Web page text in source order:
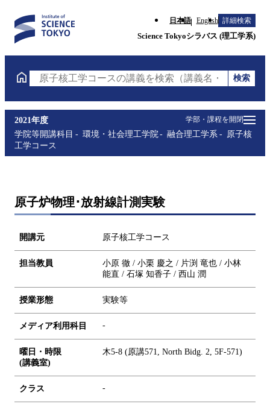
日本語 English 詳細検索
Science Tokyoシラバス (理工学系)
原子核工学コースの講義を検索（講義名・科目コード
検索
学部・課程を開閉
2021年度
学院等開講科目
環境・社会理工学院 融合理工学系
原子核
工学コース
原子炉物理･放射線計測実験
開講元 原子核工学コース
担当教員
小原 徹 / 小栗 慶之 / 片渕 竜也 / 小林
能直 / 石塚 知香子 / 西山 潤
授業形態 実験等
メディア利用科目 -
曜日・時限
(講義室)
木5-8 (原講571, North Bidg. 2, 5F-571)
クラス -